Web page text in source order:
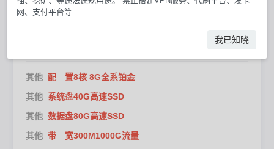
其他 配 置8核 8G全系铂金
其他 系统盘40G高速SSD
其他 数据盘80G高速SSD
其他 带 宽300M1000G流量
网、支付平台等
我已知晓